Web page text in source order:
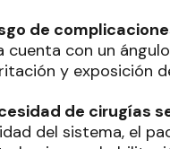
de
cuenta con un
y exposición
de cirugías
del sistema, el